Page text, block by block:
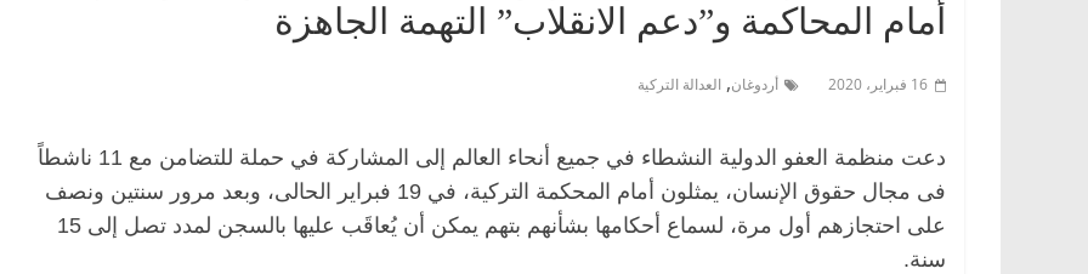
أمام المحاكمة و”دعم الانقلاب” التهمة الجاهزة
16 فبراير، 2020 أردوغان, العدالة التركية
دعت منظمة العفو الدولية النشطاء في جميع أنحاء العالم إلى المشاركة في حملة للتضامن مع 11 ناشطاً
فى مجال حقوق الإنسان، يمثلون أمام المحكمة التركية، في 19 فبراير الحالى، وبعد مرور سنتين ونصف
على احتجازهم أول مرة، لسماع أحكامها بشأنهم بتهم يمكن أن يُعاقَب عليها بالسجن لمدد تصل إلى 15
سنة.